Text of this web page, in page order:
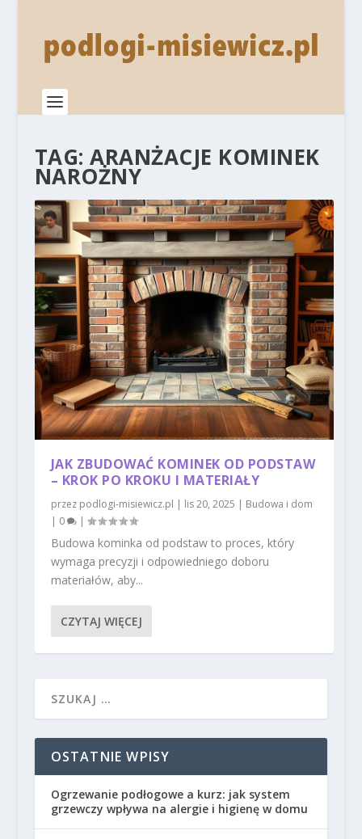
TAG:ARANŻACJE KOMINEK
NAROŻNY
JAK ZBUDOWAĆ KOMINEK OD PODSTAW
– KROK PO KROKU I MATERIAŁY
przez podlogi-misiewicz.pl | lis 20, 2025 | Budowa i dom
| 0 |
Budowa kominka od podstaw to proces, który
wymaga precyzji i odpowiedniego doboru
materiałów, aby...
CZYTAJ WIĘCEJ
OSTATNIE WPISY
Ogrzewanie podłogowe a kurz: jak system
grzewczy wpływa na alergie i higienę w domu